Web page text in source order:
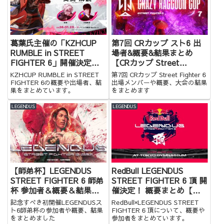
葛葉氏主催の「KZHCUP
RUMBLE in STREET
FIGHTER 6」開催決定！
決勝はオフライン！
KZHCUP RUMBLE in STREET
FIGHTER 6の概要や出場者、結
果をまとめています。
第7回 CRカップ スト6 出
場者&概要&結果まとめ
【CRカップ Street
Fighter 6】
第7回 CRカップ Street Fighter 6
出場メンバーや概要、大会の結果
をまとめます
LEGENDUS
【師弟杯】LEGENDUS
STREET FIGHTER 6 師弟
杯 参加者＆概要＆結果ま
とめ【スト6】
記念すべき初開催LEGENDUSス
ト6師弟杯の参加者や概要、結果
をまとめました
LEGENDUS
RedBull LEGENDUS
STREET FIGHTER 6 頂 開
催決定！ 概要まとめ【ス
ト6】
RedBull×LEGENDUS STREET
FIGHTER 6 頂について、概要や
参加者をまとめています。